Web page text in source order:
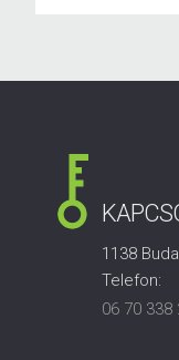
1138
Telefon:
06 70 338